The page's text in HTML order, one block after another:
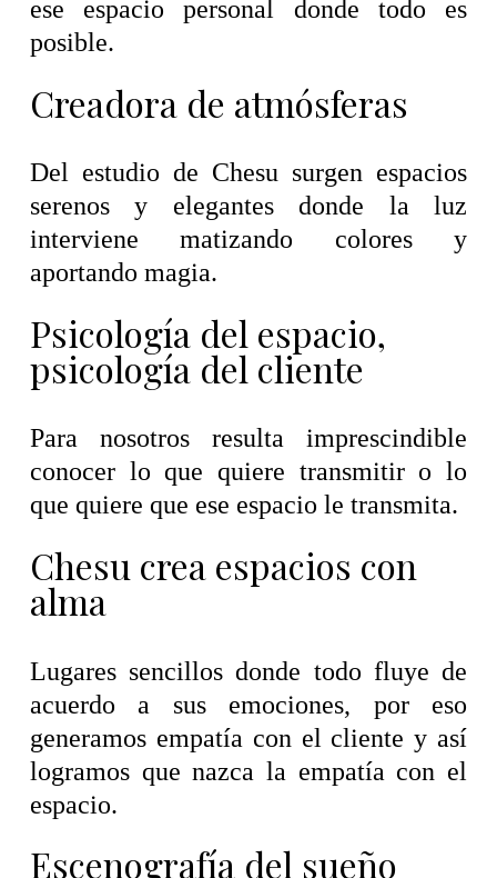
ese espacio personal donde todo es
posible.
Creadora de atmósferas
Del estudio de Chesu surgen espacios
serenos y elegantes donde la luz
interviene matizando colores y
aportando magia.
Psicología del espacio,
psicología del cliente
Para nosotros resulta imprescindible
conocer lo que quiere transmitir o lo
que quiere que ese espacio le transmita.
Chesu crea espacios con
alma
Lugares sencillos donde todo fluye de
acuerdo a sus emociones, por eso
generamos empatía con el cliente y así
logramos que nazca la empatía con el
espacio.
Escenografía del sueño